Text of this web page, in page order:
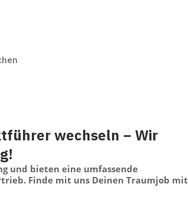
wechseln – Wir
und bieten eine umfassende
Finde mit uns Deinen Traumjob mit